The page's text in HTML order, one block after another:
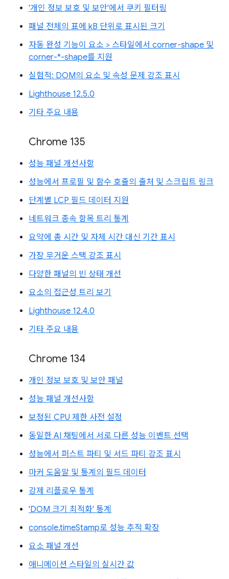
'개인 정보 보호 및 보안'에서 쿠키 필터링
패널 전체의 표에 kB 단위로 표시된 크기
자동 완성 기능이 요소 > 스타일에서 corner-shape 및
corner-*-shape를 지원
실험적: DOM의 요소 및 속성 문제 강조 표시
Lighthouse 12.5.0
기타 주요 내용
Chrome 135
성능 패널 개선사항
성능에서 프로필 및 함수 호출의 출처 및 스크립트 링크
단계별 LCP 필드 데이터 지원
네트워크 종속 항목 트리 통계
요약에 총 시간 및 자체 시간 대신 기간 표시
가장 무거운 스택 강조 표시
다양한 패널의 빈 상태 개선
요소의 접근성 트리 보기
Lighthouse 12.4.0
기타 주요 내용
Chrome 134
개인 정보 보호 및 보안 패널
성능 패널 개선사항
보정된 CPU 제한 사전 설정
동일한 AI 채팅에서 서로 다른 성능 이벤트 선택
성능에서 퍼스트 파티 및 서드 파티 강조 표시
마커 도움말 및 통계의 필드 데이터
강제 리플로우 통계
'DOM 크기 최적화' 통계
console.timeStamp로 성능 추적 확장
요소 패널 개선
애니메이션 스타일의 실시간 값